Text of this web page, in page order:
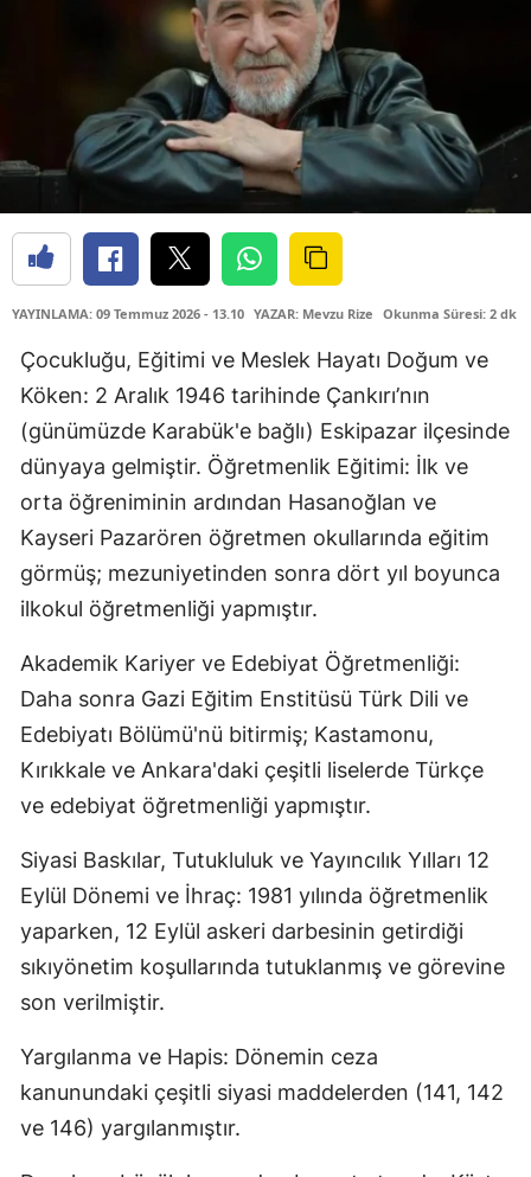
YAYINLAMA: 09 Temmuz 2026 - 13.10 YAZAR: Mevzu Rize Okunma Süresi: 2 dk
Çocukluğu, Eğitimi ve Meslek Hayatı Doğum ve
Köken: 2 Aralık 1946 tarihinde Çankırı’nın
(günümüzde Karabük'e bağlı) Eskipazar ilçesinde
dünyaya gelmiştir. Öğretmenlik Eğitimi: İlk ve
orta öğreniminin ardından Hasanoğlan ve
Kayseri Pazarören öğretmen okullarında eğitim
görmüş; mezuniyetinden sonra dört yıl boyunca
ilkokul öğretmenliği yapmıştır.
Akademik Kariyer ve Edebiyat Öğretmenliği:
Daha sonra Gazi Eğitim Enstitüsü Türk Dili ve
Edebiyatı Bölümü'nü bitirmiş; Kastamonu,
Kırıkkale ve Ankara'daki çeşitli liselerde Türkçe
ve edebiyat öğretmenliği yapmıştır.
Siyasi Baskılar, Tutukluluk ve Yayıncılık Yılları 12
Eylül Dönemi ve İhraç: 1981 yılında öğretmenlik
yaparken, 12 Eylül askeri darbesinin getirdiği
sıkıyönetim koşullarında tutuklanmış ve görevine
son verilmiştir.
Yargılanma ve Hapis: Dönemin ceza
kanunundaki çeşitli siyasi maddelerden (141, 142
ve 146) yargılanmıştır.